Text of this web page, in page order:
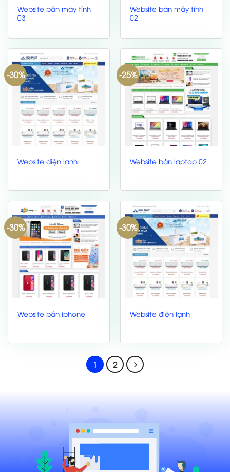
Website bán máy tính
03
Website bán máy tính
02
-30%
Website điện lạnh
-25%
Website bán laptop 02
-30%
Website bán iphone
-30%
Website điện lạnh
1 2